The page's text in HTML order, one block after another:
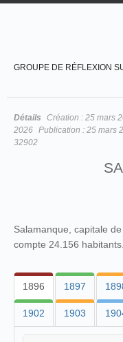
GROUPE DE RÉFLEXION
Détails Création : 25 mars
2026 Publication : 25 mars
32902
Salamanque, capitale
compte 24.156 habitants.
1896 1897
1902 1903